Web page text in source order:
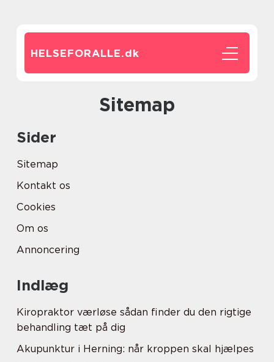
HELSEFORALLE.dk
Sitemap
Sider
Sitemap
Kontakt os
Cookies
Om os
Annoncering
Indlæg
Kiropraktor værløse sådan finder du den rigtige
behandling tæt på dig
Akupunktur i Herning: når kroppen skal hjælpes